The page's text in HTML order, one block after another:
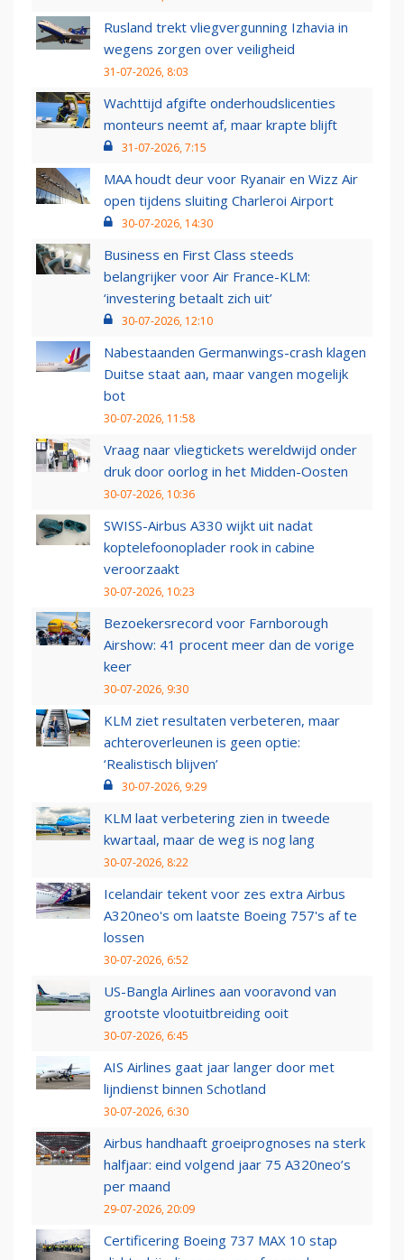
Rusland trekt vliegvergunning Izhavia in
wegens zorgen over veiligheid
31-07-2026, 8:03
Wachttijd afgifte onderhoudslicenties
monteurs neemt af, maar krapte blijft
31-07-2026, 7:15
MAA houdt deur voor Ryanair en Wizz Air
open tijdens sluiting Charleroi Airport
30-07-2026, 14:30
Business en First Class steeds
belangrijker voor Air France-KLM:
‘investering betaalt zich uit’
30-07-2026, 12:10
Nabestaanden Germanwings-crash klagen
Duitse staat aan, maar vangen mogelijk
bot
30-07-2026, 11:58
Vraag naar vliegtickets wereldwijd onder
druk door oorlog in het Midden-Oosten
30-07-2026, 10:36
SWISS-Airbus A330 wijkt uit nadat
koptelefoonoplader rook in cabine
veroorzaakt
30-07-2026, 10:23
Bezoekersrecord voor Farnborough
Airshow: 41 procent meer dan de vorige
keer
30-07-2026, 9:30
KLM ziet resultaten verbeteren, maar
achteroverleunen is geen optie:
‘Realistisch blijven’
30-07-2026, 9:29
KLM laat verbetering zien in tweede
kwartaal, maar de weg is nog lang
30-07-2026, 8:22
Icelandair tekent voor zes extra Airbus
A320neo's om laatste Boeing 757's af te
lossen
30-07-2026, 6:52
US-Bangla Airlines aan vooravond van
grootste vlootuitbreiding ooit
30-07-2026, 6:45
AIS Airlines gaat jaar langer door met
lijndienst binnen Schotland
30-07-2026, 6:30
Airbus handhaaft groeiprognoses na sterk
halfjaar: eind volgend jaar 75 A320neo’s
per maand
29-07-2026, 20:09
Certificering Boeing 737 MAX 10 stap